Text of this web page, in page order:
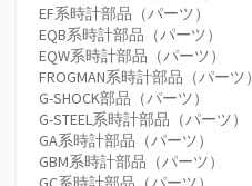
EF系時計部品（パーツ）
EQB系時計部品（パーツ）
EQW系時計部品（パーツ）
FROGMAN系時計部品（パーツ）
G-SHOCK部品（パーツ）
G-STEEL系時計部品（パーツ）
GA系時計部品（パーツ）
GBM系時計部品（パーツ）